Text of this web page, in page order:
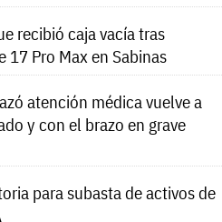
recibió caja vacía tras
17 Pro Max en Sabinas
atención médica vuelve a
y con el brazo en grave
para subasta de activos de